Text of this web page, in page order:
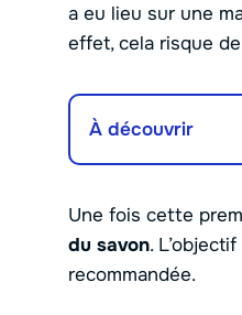
a eu lieu sur une
effet, cela risque
À découvrir
Une fois cette
du savon.
recommandée.